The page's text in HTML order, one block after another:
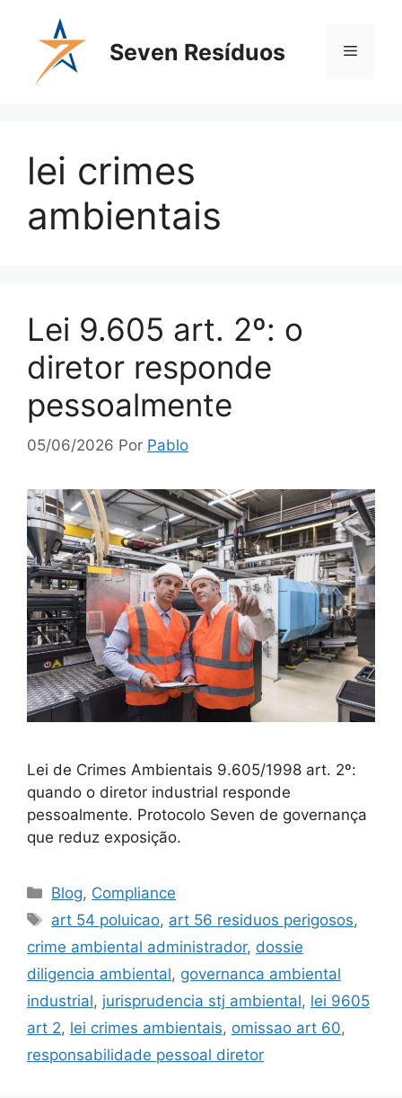
Seven Resíduos
lei crimes
ambientais
Lei 9.605 art. 2º: o
diretor responde
pessoalmente
05/06/2026 Por Pablo
Lei de Crimes Ambientais 9.605/1998 art. 2º:
quando o diretor industrial responde
pessoalmente. Protocolo Seven de governança
que reduz exposição.
Blog, Compliance
art 54 poluicao, art 56 residuos perigosos,
crime ambiental administrador, dossie
diligencia ambiental, governanca ambiental
industrial, jurisprudencia stj ambiental, lei 9605
art 2, lei crimes ambientais, omissao art 60,
responsabilidade pessoal diretor